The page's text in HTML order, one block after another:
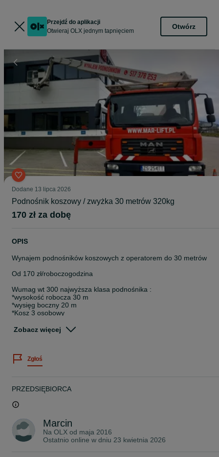
Przejdź do aplikacji
Otwieraj OLX jednym tapnięciem
Otwórz
Dodane 13 lipca 2026
Podnośnik koszowy / zwyżka 30 metrów 320kg
170 zł za dobę
OPIS
Wynajem podnośników koszowych z operatorem do 30 metrów
Od 170 zł/roboczogodzina
Wumag wt 300 najwyższa klasa podnośnika :
*wysokość robocza 30 m
*wysięg boczny 20 m
*Kosz 3 osobowy
*Udźwig kosza 200 kg
-Mycie elewacji
-mycie okien
-czyszczenie rynien
-wymiana oświetlenia
Zobacz więcej
Zgłoś
PRZEDSIĘBIORCA
Marcin
Na OLX od maja 2016
Ostatnio online w dniu 23 kwietnia 2026